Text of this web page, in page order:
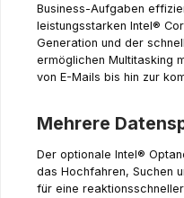
Business-Aufgaben
leistungsstarken Intel®
Generation und der
ermöglichen Multitasking
von E-Mails bis hin zur
Mehrere
Der optionale Intel®
das Hochfahren, Suchen
für eine